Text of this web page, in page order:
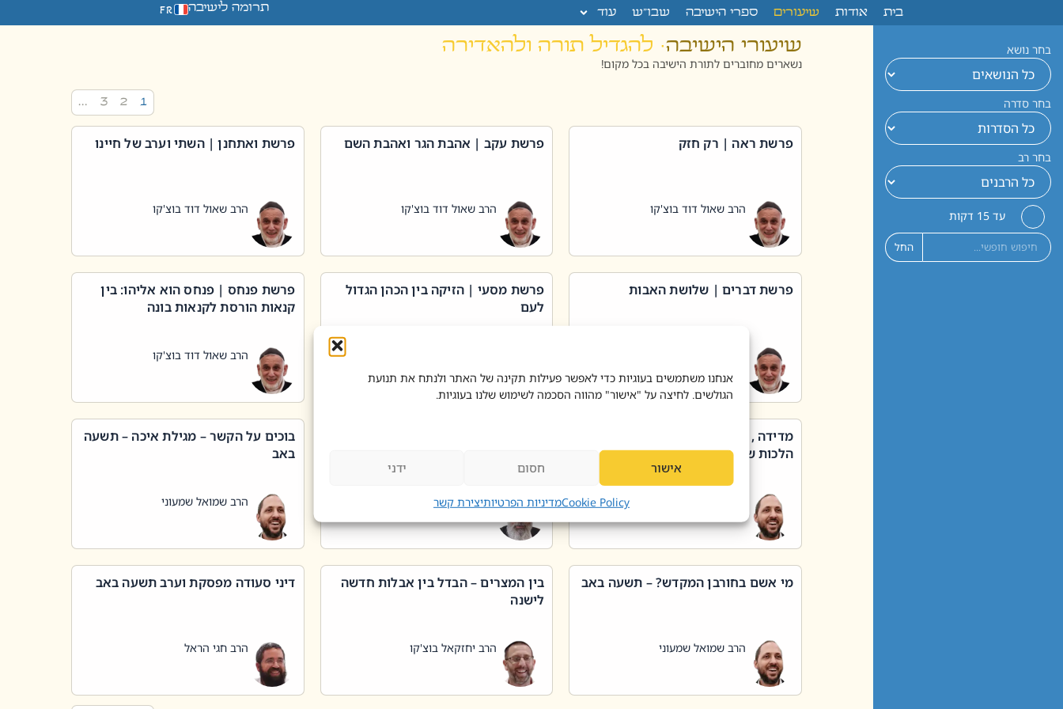
אנחנו משתמשים בעוגיות כדי לאפשר פעילות תקינה של האתר ולנתח את תנועת
הגולשים. לחיצה על "אישור" מהווה הסכמה לשימוש שלנו בעוגיות.
אישור חסום ידני
Cookie Policyמדיניות הפרטיותיצירת קשר
בית אודות שיעורים ספרי הישיבה שבו”ש עוד תרומה לישיבה FR
בחר נושא
בחר סדרה
בחר רב
עד 15 דקות
החל
שיעורי הישיבה· להגדיל תורה ולהאדירה
נשארים מחוברים לתורת הישיבה בכל מקום!
1
2
3
…
פרשת ראה | רק חזק
הרב שאול דוד בוצ'קו
פרשת עקב | אהבת הגר ואהבת השם
הרב שאול דוד בוצ'קו
פרשת ואתחנן | השתי וערב של חיינו
הרב שאול דוד בוצ'קו
פרשת דברים | שלושת האבות
פרשת מסעי | הזיקה בין הכהן הגדול
לעם
פרשת פנחס | פנחס הוא אליהו: בין
קנאות הורסת לקנאות בונה
הרב שאול דוד בוצ'קו
מדידה , קניה , שטיפת כלים בשבת –
הלכות שבת – סימן שכג
הרב יאיר בידני
בוכים על הקשר – מגילת איכה – תשעה
באב
הרב שמואל שמעוני
מי אשם בחורבן המקדש? – תשעה באב
הרב שמואל שמעוני
בין המצרים – הבדל בין אבלות חדשה
לישנה
הרב יחזקאל בוצ'קו
דיני סעודה מפסקת וערב תשעה באב
הרב חגי הראל